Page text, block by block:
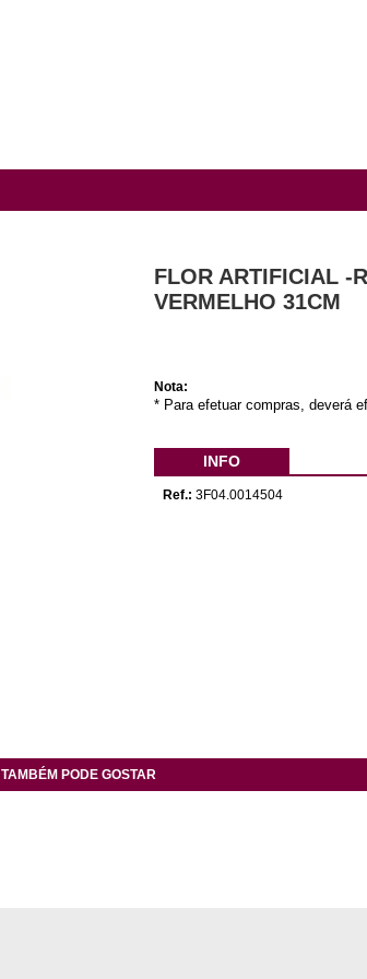
FLOR ARTIFICIAL -
VERMELHO 31CM
Nota:
* Para efetuar compras, deverá
INFO
Ref.: 3F04.0014504
TAMBÉM PODE GOSTAR